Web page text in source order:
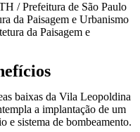
/ Prefeitura de São Paulo
da Paisagem e Urbanismo
da Paisagem e
baixas da Vila Leopoldina
a implantação de um
e sistema de bombeamento.